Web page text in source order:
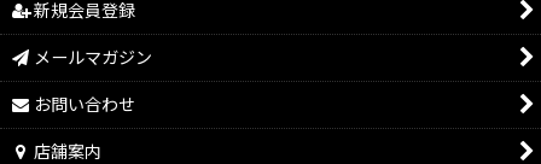
新規会員登録
メールマガジン
お問い合わせ
店舗案内